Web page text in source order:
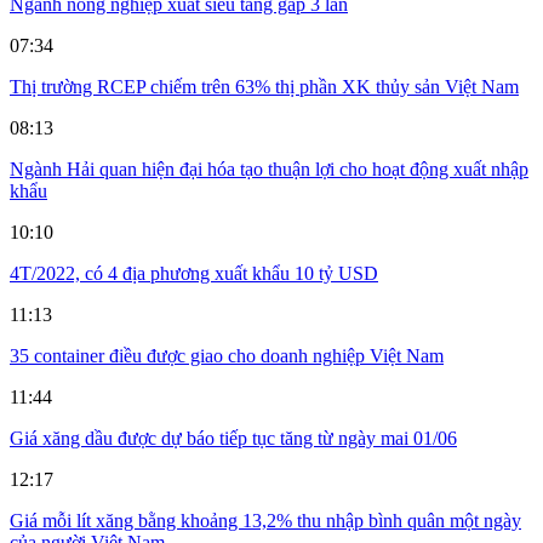
07:34
Thị trường RCEP chiếm trên 63% thị phần XK thủy sản Việt Nam
08:13
Ngành Hải quan hiện đại hóa tạo thuận lợi cho hoạt động xuất nhập
khẩu
10:10
4T/2022, có 4 địa phương xuất khẩu 10 tỷ USD
11:13
35 container điều được giao cho doanh nghiệp Việt Nam
11:44
Giá xăng dầu được dự báo tiếp tục tăng từ ngày mai 01/06
12:17
Giá mỗi lít xăng bằng khoảng 13,2% thu nhập bình quân một ngày